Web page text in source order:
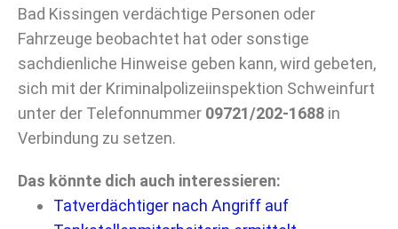
Bad Kissingen verdächtige Personen oder
Fahrzeuge beobachtet hat oder sonstige
sachdienliche Hinweise geben kann, wird gebeten,
sich mit der Kriminalpolizeiinspektion Schweinfurt
unter der Telefonnummer 09721/202-1688 in
Verbindung zu setzen.
Das könnte dich auch interessieren:
Tatverdächtiger nach Angriff auf